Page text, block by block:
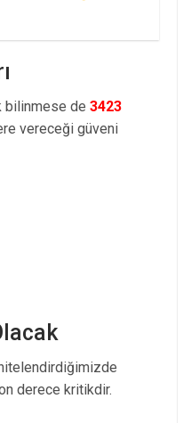
bilinmese de 3423
vereceği güveni
derece kritikdir.